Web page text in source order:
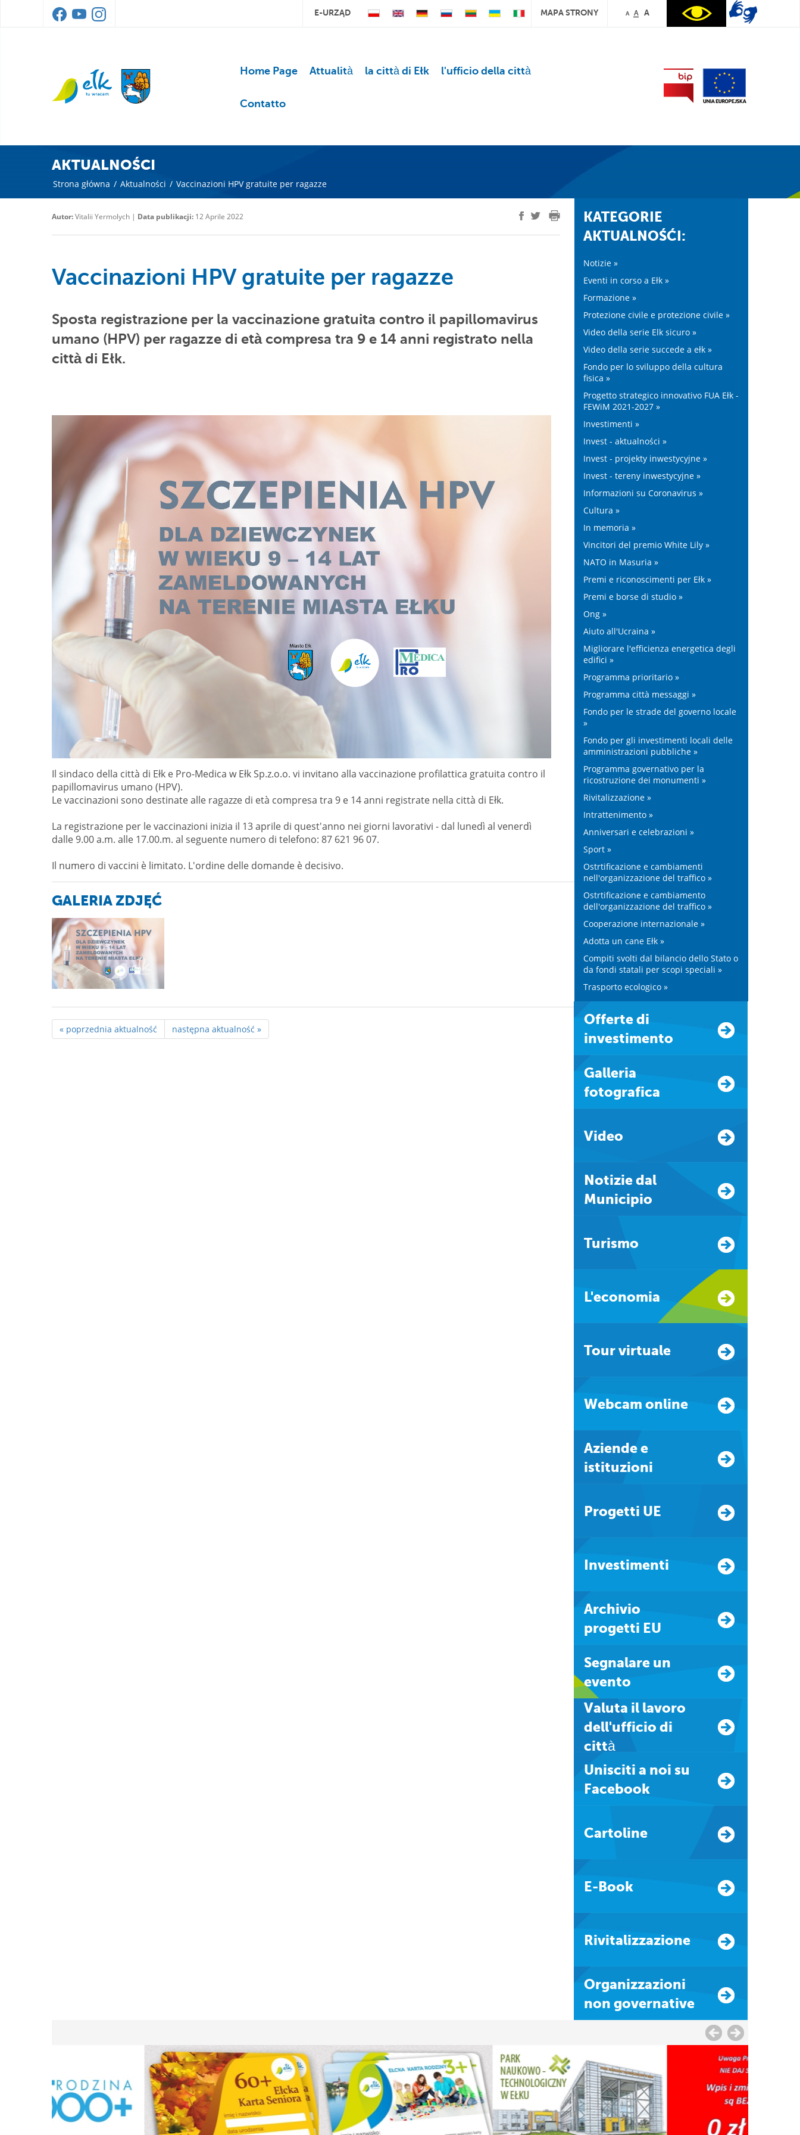
E-URZĄD MAPA STRONY A A A
Home Page Attualità la città di Ełk l'ufficio della città
Contatto
AKTUALNOŚCI
Strona główna / Aktualności / Vaccinazioni HPV gratuite per ragazze
Autor:Vitalii Yermolych | Data publikacji: 12 Aprile 2022
Vaccinazioni HPV gratuite per ragazze
Sposta registrazione per la vaccinazione gratuita contro il papillomavirus
umano (HPV) per ragazze di età compresa tra 9 e 14 anni registrato nella
città di Ełk.
Il sindaco della città di Ełk e Pro-Medica w Ełk Sp.z.o.o. vi invitano alla vaccinazione profilattica gratuita contro il
papillomavirus umano (HPV).
Le vaccinazioni sono destinate alle ragazze di età compresa tra 9 e 14 anni registrate nella città di Ełk.
La registrazione per le vaccinazioni inizia il 13 aprile di quest'anno nei giorni lavorativi - dal lunedì al venerdì
dalle 9.00 a.m. alle 17.00.m. al seguente numero di telefono: 87 621 96 07.
Il numero di vaccini è limitato. L'ordine delle domande è decisivo.
GALERIA ZDJĘĆ
« poprzednia aktualność następna aktualność »
KATEGORIE
AKTUALNOŚĆI:
Notizie »
Eventi in corso a Ełk »
Formazione »
Protezione civile e protezione civile »
Video della serie Elk sicuro »
Video della serie succede a ełk »
Fondo per lo sviluppo della cultura
fisica »
Progetto strategico innovativo FUA Ełk -
FEWiM 2021-2027 »
Investimenti »
Invest - aktualności »
Invest - projekty inwestycyjne »
Invest - tereny inwestycyjne »
Informazioni su Coronavirus »
Cultura »
In memoria »
Vincitori del premio White Lily »
NATO in Masuria »
Premi e riconoscimenti per Ełk »
Premi e borse di studio »
Ong »
Aiuto all'Ucraina »
Migliorare l'efficienza energetica degli
edifici »
Programma prioritario »
Programma città messaggi »
Fondo per le strade del governo locale
»
Fondo per gli investimenti locali delle
amministrazioni pubbliche »
Programma governativo per la
ricostruzione dei monumenti »
Rivitalizzazione »
Intrattenimento »
Anniversari e celebrazioni »
Sport »
Ostrtificazione e cambiamenti
nell'organizzazione del traffico »
Ostrtificazione e cambiamento
dell'organizzazione del traffico »
Cooperazione internazionale »
Adotta un cane Ełk »
Compiti svolti dal bilancio dello Stato o
da fondi statali per scopi speciali »
Trasporto ecologico »
Offerte di
investimento
Galleria
fotografica
Video
Notizie dal
Municipio
Turismo
L'economia
Tour virtuale
Webcam online
Aziende e
istituzioni
Progetti UE
Investimenti
Archivio
progetti EU
Segnalare un
evento
Valuta il lavoro
dell'ufficio di
città
Unisciti a noi su
Facebook
Cartoline
E-Book
Rivitalizzazione
Organizzazioni
non governative